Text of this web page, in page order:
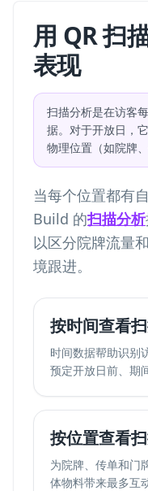
用 QR 扫
表现
扫描分析是在访客
据。对于开放日，
物理位置（如院牌
当每个位置都有
Build 的扫描分析
以区分院牌流量
境跟进。
按时间查看
时间数据帮助识别
预定开放日前、期
按位置查看
为院牌、传单和门
体物料带来最多互